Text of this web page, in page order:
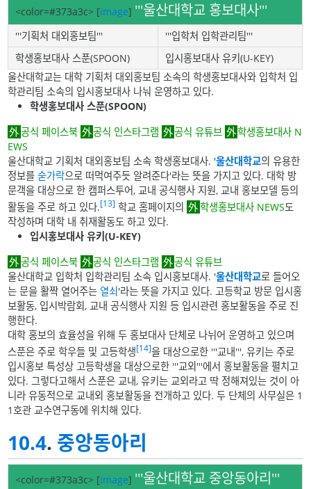
<color=#373a3c> [image] '''울산대학교 홍보대사'''
'''기획처 대외홍보팀'''
'''입학처 입학관리팀'''
학생홍보대사 스푼(SPOON)
입시홍보대사 유키(U-KEY)
울산대학교는 대학 기획처 대외홍보팀 소속의 학생홍보대사와 입학처 입
학관리팀 소속의 입시홍보대사 나눠 운영하고 있다.
학생홍보대사 스푼(SPOON)
공식 페이스북
공식 인스타그램 공식 유튜브
학생홍보대사 N
EWS
울산대학교 기획처 대외홍보팀 소속 학생홍보대사. '울산대학교의 유용한
정보를숟가락으로 떠먹여주듯 알려준다'라는 뜻을 가지고 있다. 대학 방
문객을 대상으로 한 캠퍼스투어, 교내 공식행사 지원, 교내 홍보모델 등의
활동을 주로 하고 있다.[13] 학교 홈페이지의 학생홍보대사 NEWS도
작성하며 대학 내 취재활동도 하고 있다.
입시홍보대사 유키(U-KEY)
공식 페이스북
공식 인스타그램
공식 유튜브
울산대학교 입학처 입학관리팀 소속 입시홍보대사. '울산대학교로 들어오
는 문을 활짝 열어주는 열쇠'라는 뜻을 가지고 있다. 고등학교 방문 입시홍
보활동, 입시박람회, 교내 공식행사 지원 등 입시관련 홍보활동을 주로 진
행한다.
대학 홍보의 효율성을 위해 두 홍보대사 단체로 나뉘어 운영하고 있으며
스푼은 주로 학우들 및 고등학생[14]을 대상으로한 '''교내''', 유키는 주로
입시홍보 특성상 고등학생을 대상으로한 '''교외'''에서 홍보활동을 펼치고
있다. 그렇다고해서 스푼은 교내, 유키는 교외라고 딱 정해져있는 것이 아
니라 유동적으로 교내외 홍보활동을 전개하고 있다. 두 단체의 사무실은 1
1호관 교수연구동에 위치해 있다.
10.4. 중앙동아리
<color=#373a3c> [image] '''울산대학교 중앙동아리'''